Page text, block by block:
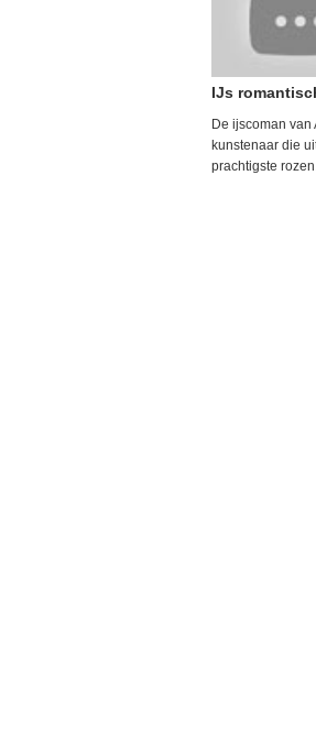
IJs
De ijscoman van
kunstenaar die
prachtigste